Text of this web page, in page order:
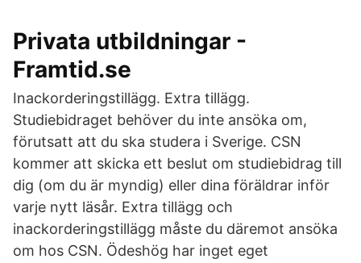
Privata utbildningar -
Framtid.se
Inackorderingstillägg. Extra tillägg.
Studiebidraget behöver du inte ansöka om,
förutsatt att du ska studera i Sverige. CSN
kommer att skicka ett beslut om studiebidrag till
dig (om du är myndig) eller dina föräldrar inför
varje nytt läsår. Extra tillägg och
inackorderingstillägg måste du däremot ansöka
om hos CSN. Ödeshög har inget eget